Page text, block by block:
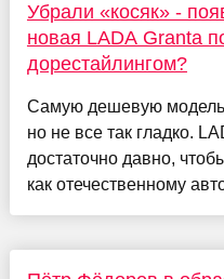
Убрали «косяк» -
новая LADA Granta
дорестайлингом?
Самую дешевую модель
но не все так гладко.
достаточно давно,
как отечественному